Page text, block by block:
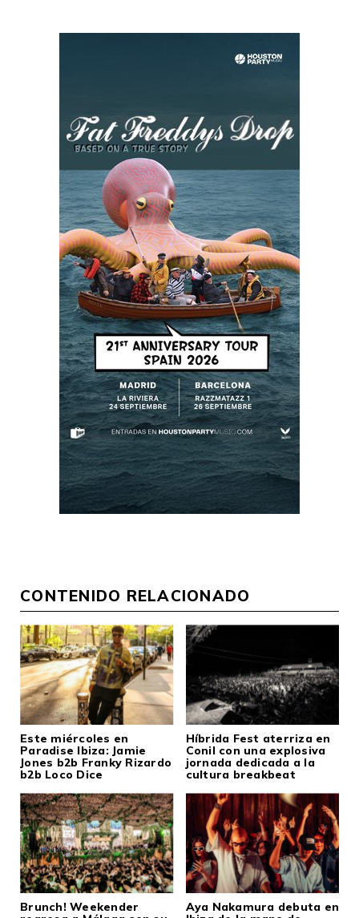
CONTENIDO RELACIONADO
Este miércoles en
Paradise Ibiza: Jamie
Jones b2b Franky Rizardo
b2b Loco Dice
Híbrida Fest aterriza en
Conil con una explosiva
jornada dedicada a la
cultura breakbeat
Brunch! Weekender
Aya Nakamura debuta en